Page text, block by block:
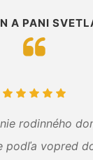
A PANI
rodinného
podľa vopred